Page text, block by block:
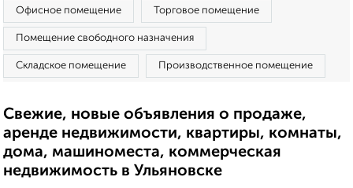
Офисное помещение Торговое помещение
Помещение свободного назначения
Складское помещение Производственное помещение
Свежие, новые объявления о продаже,
аренде недвижимости, квартиры, комнаты,
дома, машиноместа, коммерческая
недвижимость в Ульяновске